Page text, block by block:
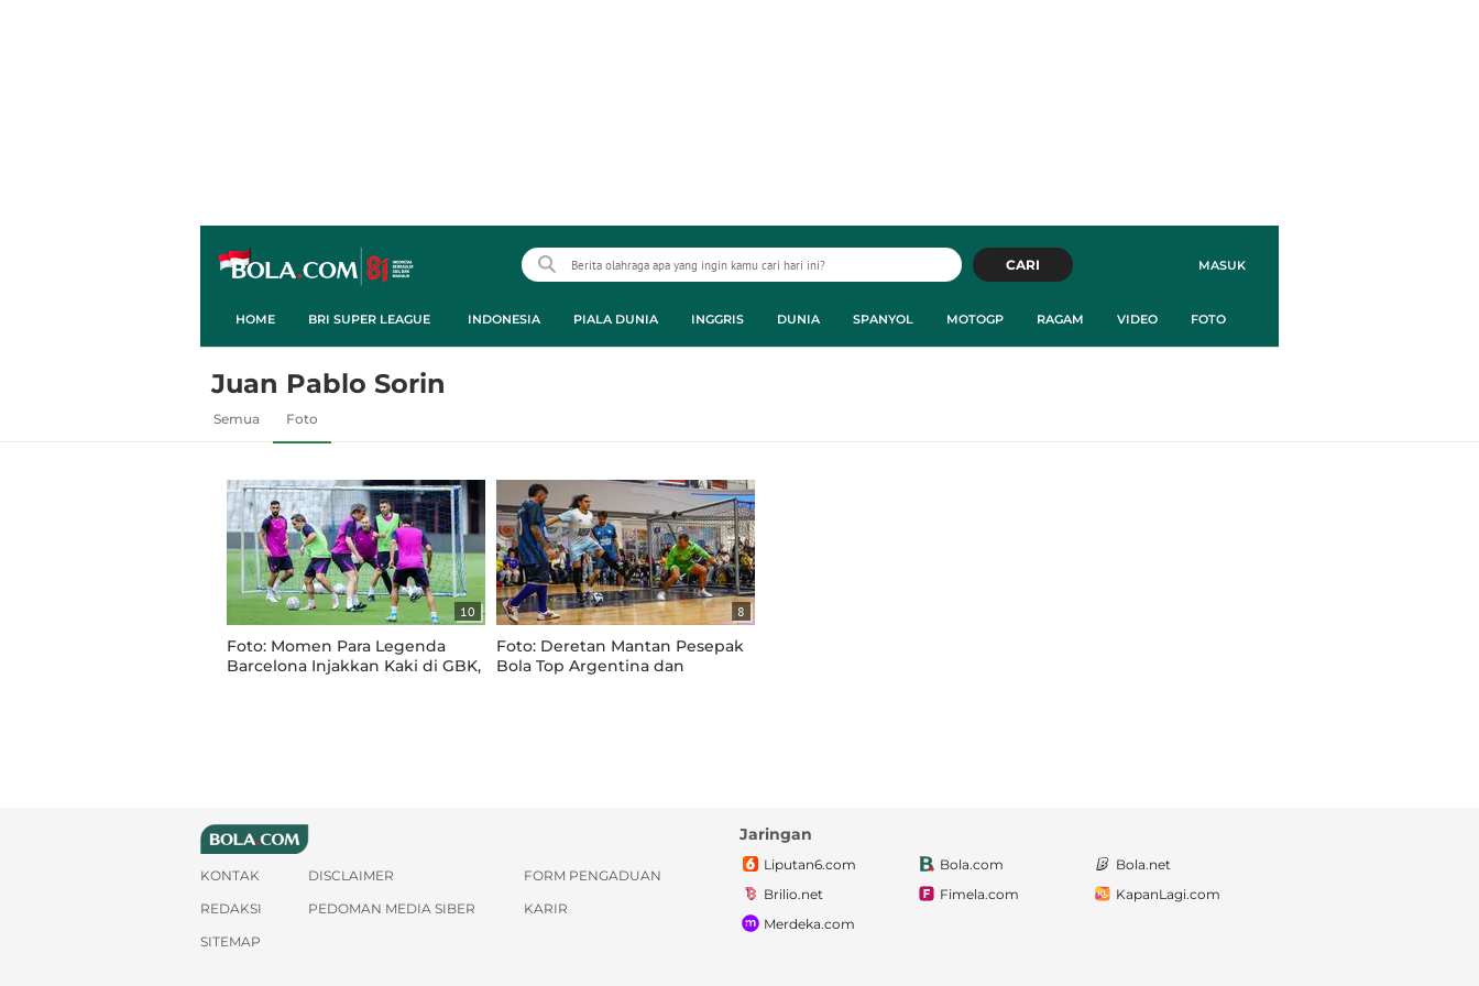
MASUK
CARI
HOME BRI SUPER LEAGUE INDONESIA PIALA DUNIA INGGRIS DUNIA SPANYOL MOTOGP RAGAM VIDEO FOTO
Juan Pablo Sorin
Semua Foto
10
Foto: Momen Para Legenda
Barcelona Injakkan Kaki di GBK,
8
Foto: Deretan Mantan Pesepak
Bola Top Argentina dan
KONTAK DISCLAIMER
FORM PENGADUAN
REDAKSI
PEDOMAN MEDIA SIBER
KARIR
SITEMAP
Jaringan
Liputan6.com Bola.com
Bola.net
Brilio.net
Fimela.com
KapanLagi.com
Merdeka.com